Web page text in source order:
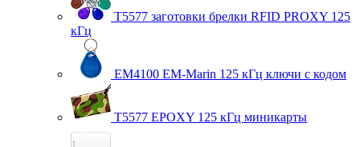
T5577 заготовки брелки RFID PROXY 125
кГц
EM4100 EM-Marin 125 кГц ключи с кодом
T5577 EPOXY 125 кГц миникарты